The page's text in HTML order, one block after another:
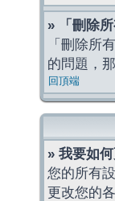
» 「刪除
「刪除所
的問題，
回頂端
» 我要如
您的所有
更改您的